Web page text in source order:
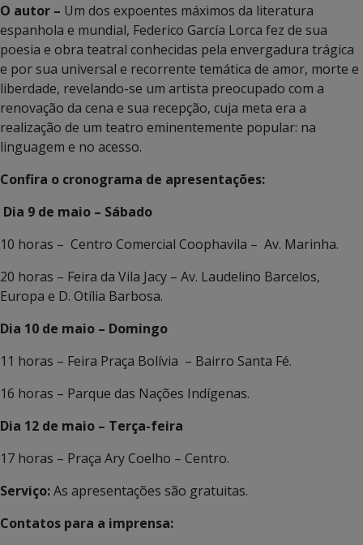
O autor – Um dos expoentes máximos da literatura
espanhola e mundial, Federico García Lorca fez de sua
poesia e obra teatral conhecidas pela envergadura trágica
e por sua universal e recorrente temática de amor, morte e
liberdade, revelando-se um artista preocupado com a
renovação da cena e sua recepção, cuja meta era a
realização de um teatro eminentemente popular: na
linguagem e no acesso.
Confira o cronograma de apresentações:
Dia 9 de maio – Sábado
10 horas – Centro Comercial Coophavila – Av. Marinha.
20 horas – Feira da Vila Jacy – Av. Laudelino Barcelos,
Europa e D. Otília Barbosa.
Dia 10 de maio – Domingo
11 horas – Feira Praça Bolívia – Bairro Santa Fé.
16 horas – Parque das Nações Indígenas.
Dia 12 de maio – Terça-feira
17 horas – Praça Ary Coelho – Centro.
Serviço:As apresentações são gratuitas.
Contatos para a imprensa: